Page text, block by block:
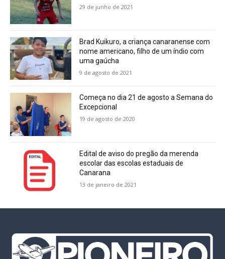
29 de junho de 2021
Brad Kuikuro, a criança canaranense com
nome americano, filho de um índio com
uma gaúcha
9 de agosto de 2021
Começa no dia 21 de agosto a Semana do
Excepcional
19 de agosto de 2020
Edital de aviso do pregão da merenda
escolar das escolas estaduais de
Canarana
13 de janeiro de 2021